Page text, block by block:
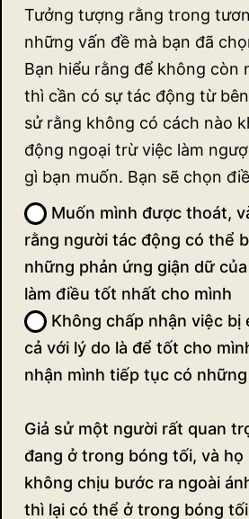
Tưởng tượng rằng trong
những vấn đề mà bạn đã
Bạn hiểu rằng để không còn
thì cần có sự tác động từ
sử rằng không có cách nào
động ngoại trừ việc làm
gì bạn muốn. Bạn sẽ chọn
Muốn mình được thoát,
rằng người tác động có thể
những phản ứng giận dữ
làm điều tốt nhất cho mình
Không chấp nhận việc bị
cả với lý do là để tốt cho
nhận mình tiếp tục có
Giả sử một người rất quan
đang ở trong bóng tối, và họ
không chịu bước ra ngoài
thì lại có thể ở trong bóng